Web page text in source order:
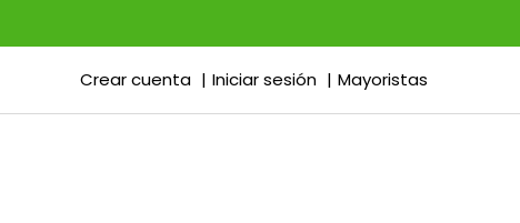
Crear cuenta Iniciar sesión Mayoristas